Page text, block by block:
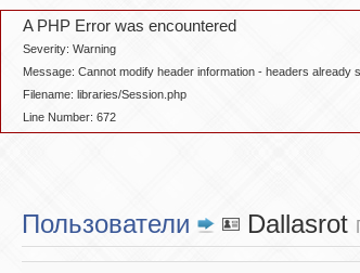
A PHP Error was encountered
Severity: Warning
Message: Cannot modify header information - headers
Filename: libraries/Session.php
Line Number: 672
Пользователи Dallasrot